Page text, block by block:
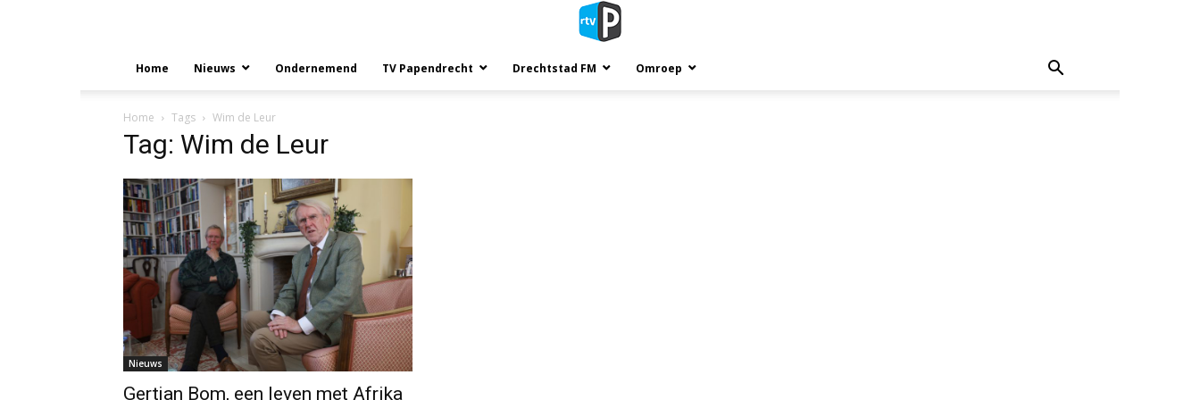
Home Nieuws Ondernemend TV Papendrecht Drechtstad FM Omroep
Home Tags Wim de Leur
Tag: Wim de Leur
Nieuws
Gertjan Bom, een leven met Afrika